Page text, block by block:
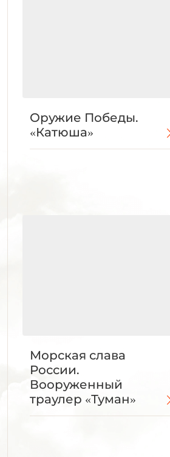
Оружие Победы.
«Катюша»
Морская слава
России.
Вооруженный
траулер «Туман»